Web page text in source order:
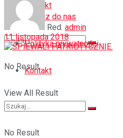
Kontakt
No Result
View All Result
Dołącz do nas
Polityka prywatności
Kontakt
No Result
Red. admin
11 listopada 2018